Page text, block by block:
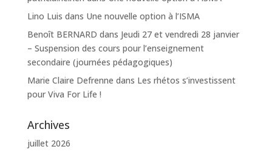
Lino Luis dans Une nouvelle option à l’ISMA
Benoît BERNARD dans Jeudi 27 et vendredi 28 janvier
– Suspension des cours pour l’enseignement
secondaire (journées pédagogiques)
Marie Claire Defrenne dans Les rhétos s’investissent
pour Viva For Life !
Archives
juillet 2026